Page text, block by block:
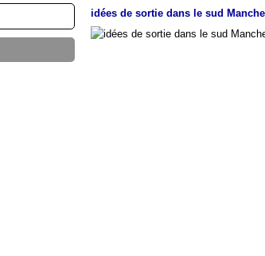
idées de sortie dans le sud